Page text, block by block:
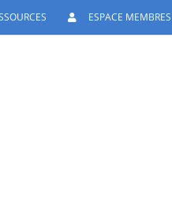
ESPACE MEMBRES